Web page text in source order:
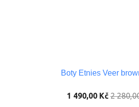
Boty Etnies Veer
1 490,00 Kč 2